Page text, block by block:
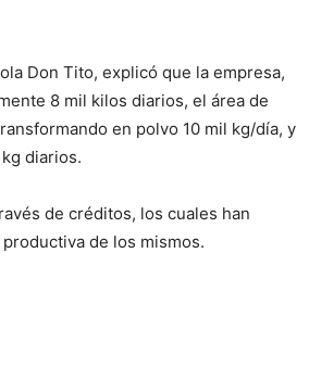
Don Tito, explicó que la empresa,
8 mil kilos diarios, el área de
en polvo 10 mil kg/día, y
diarios.
de créditos, los cuales han
de los mismos.